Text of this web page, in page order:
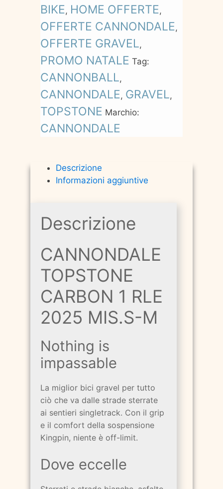
BIKE, HOME OFFERTE,
OFFERTE CANNONDALE,
OFFERTE GRAVEL,
PROMO NATALE Tag:
CANNONBALL,
CANNONDALE, GRAVEL,
TOPSTONE Marchio:
CANNONDALE
Descrizione
Informazioni aggiuntive
Descrizione
CANNONDALE
TOPSTONE
CARBON 1 RLE
2025 MIS.S-M
Nothing is
impassable
La miglior bici gravel per tutto
ciò che va dalle strade sterrate
ai sentieri singletrack. Con il grip
e il comfort della sospensione
Kingpin, niente è off-limit.
Dove eccelle